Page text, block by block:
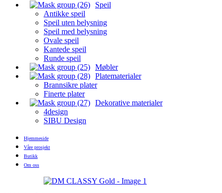
Speil
Antikke speil
Speil uten belysning
Speil med belysning
Ovale speil
Kantede speil
Runde speil
Møbler
Platematerialer
Brannsikre plater
Finerte plater
Dekorative materialer
4design
SIBU Design
Hjemmeside
Våre prosjekt
Butikk
Om oss